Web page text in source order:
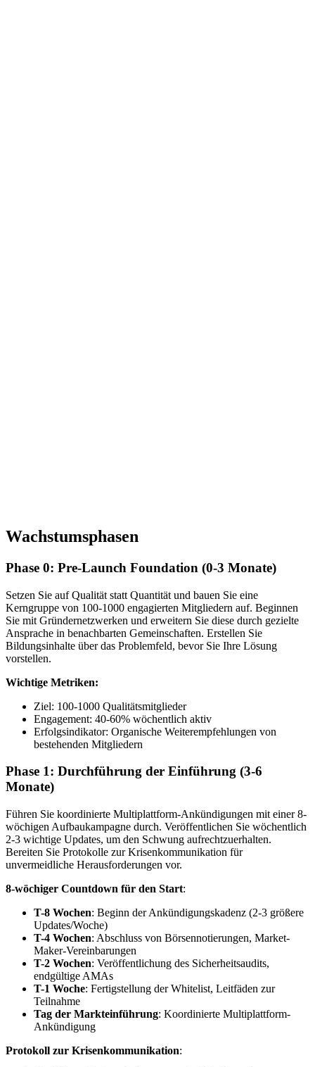
Wachstumsphasen
Phase 0: Pre-Launch Foundation (0-3 Monate)
Setzen Sie auf Qualität statt Quantität und bauen Sie eine
Kerngruppe von 100-1000 engagierten Mitgliedern auf. Beginnen
Sie mit Gründernetzwerken und erweitern Sie diese durch gezielte
Ansprache in benachbarten Gemeinschaften. Erstellen Sie
Bildungsinhalte über das Problemfeld, bevor Sie Ihre Lösung
vorstellen.
Wichtige Metriken:
Ziel: 100-1000 Qualitätsmitglieder
Engagement: 40-60% wöchentlich aktiv
Erfolgsindikator: Organische Weiterempfehlungen von
bestehenden Mitgliedern
Phase 1: Durchführung der Einführung (3-6
Monate)
Führen Sie koordinierte Multiplattform-Ankündigungen mit einer 8-
wöchigen Aufbaukampagne durch. Veröffentlichen Sie wöchentlich
2-3 wichtige Updates, um den Schwung aufrechtzuerhalten.
Bereiten Sie Protokolle zur Krisenkommunikation für
unvermeidliche Herausforderungen vor.
8-wöchiger Countdown für den Start:
T-8 Wochen: Beginn der Ankündigungskadenz (2-3 größere
Updates/Woche)
T-4 Wochen: Abschluss von Börsennotierungen, Market-
Maker-Vereinbarungen
T-2 Wochen: Veröffentlichung des Sicherheitsaudits,
endgültige AMAs
T-1 Woche: Fertigstellung der Whitelist, Leitfäden zur
Teilnahme
Tag der Markteinführung: Koordinierte Multiplattform-
Ankündigung
Protokoll zur Krisenkommunikation: